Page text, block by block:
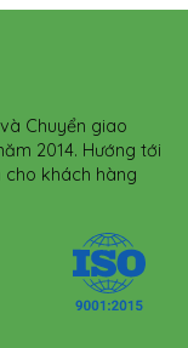
Chuyển giao
2014. Hướng tới
cho khách hàng